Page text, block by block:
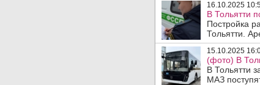
16.10.2025
В Тольятти
Постройка
Тольятти.
15.10.2025
(фото) В
В Тольятти
МАЗ